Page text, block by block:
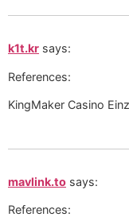
k1t.kr says:
References:
KingMaker Casino
mavlink.to says:
References: